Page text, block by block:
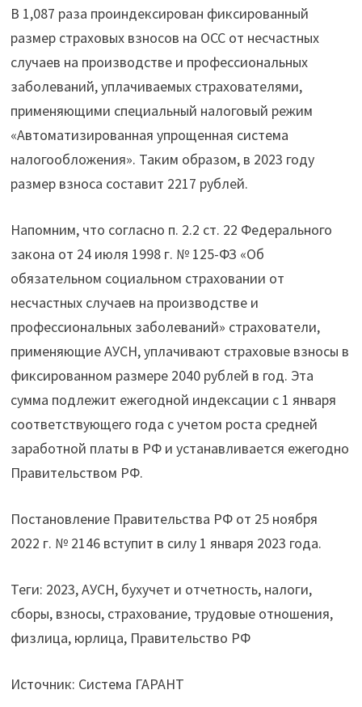
В 1,087 раза проиндексирован фиксированный
размер страховых взносов на ОСС от несчастных
случаев на производстве и профессиональных
заболеваний, уплачиваемых страхователями,
применяющими специальный налоговый режим
«Автоматизированная упрощенная система
налогообложения». Таким образом, в 2023 году
размер взноса составит 2217 рублей.
Напомним, что согласно п. 2.2 ст. 22 Федерального
закона от 24 июля 1998 г. № 125-ФЗ «Об
обязательном социальном страховании от
несчастных случаев на производстве и
профессиональных заболеваний» страхователи,
применяющие АУСН, уплачивают страховые взносы в
фиксированном размере 2040 рублей в год. Эта
сумма подлежит ежегодной индексации с 1 января
соответствующего года с учетом роста средней
заработной платы в РФ и устанавливается ежегодно
Правительством РФ.
Постановление Правительства РФ от 25 ноября
2022 г. № 2146 вступит в силу 1 января 2023 года.
Теги: 2023, АУСН, бухучет и отчетность, налоги,
сборы, взносы, страхование, трудовые отношения,
физлица, юрлица, Правительство РФ
Источник: Система ГАРАНТ